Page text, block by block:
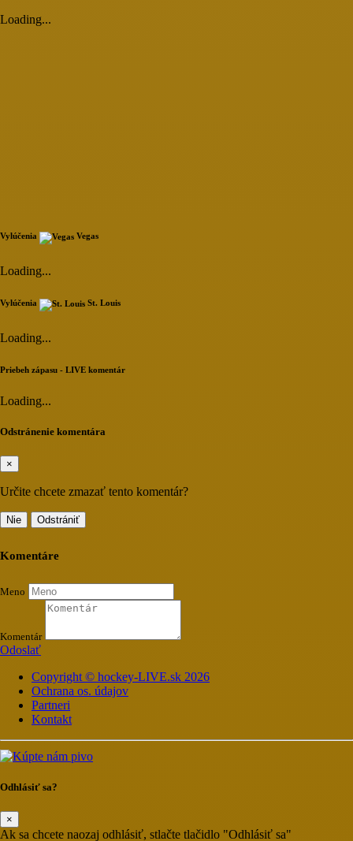
Loading...
Vylúčenia Vegas
Loading...
Vylúčenia St. Louis
Loading...
Priebeh zápasu - LIVE komentár
Loading...
Odstránenie komentára
×
Určite chcete zmazať tento komentár?
Nie Odstrániť
Komentáre
Meno
Komentár
Odoslať
Copyright © hockey-LIVE.sk 2026
Ochrana os. údajov
Partneri
Kontakt
Odhlásiť sa?
×
Ak sa chcete naozaj odhlásiť, stlačte tlačidlo "Odhlásiť sa"